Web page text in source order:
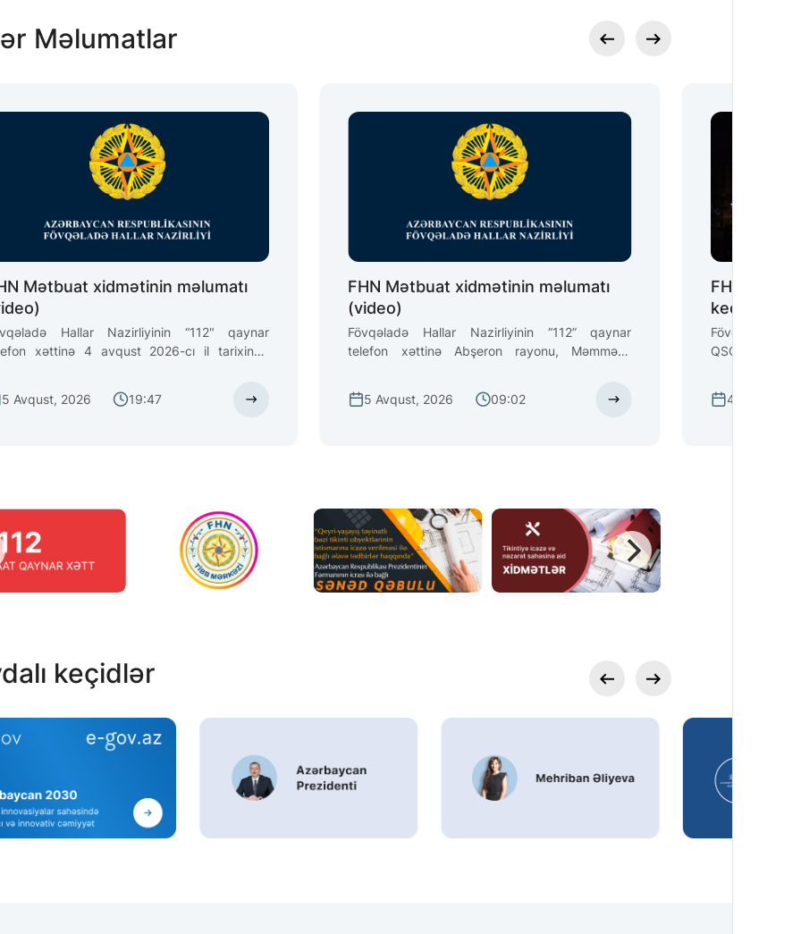
Məlumatlar
Mətbuat xidmətinin məlumatı
Hallar Nazirliyinin “112" qaynar
xəttinə 4 avqust 2026-cı il tarixində
batması barədə məlumat daxil olub
5 Avqust, 2026 19:47
FHN Mətbuat xidmətinin məlumatı
(video)
Fövqəladə Hallar Nazirliyinin “112” qaynar
telefon xəttinə Abşeron rayonu, Məmmədli
ərazisində yanğın baş verməsi barədə məlumat
daxil olub
5 Avqust, 2026 09:02
FHN
keçirib
Fövqəladə
QSC
4 Avqust,
keçidlər